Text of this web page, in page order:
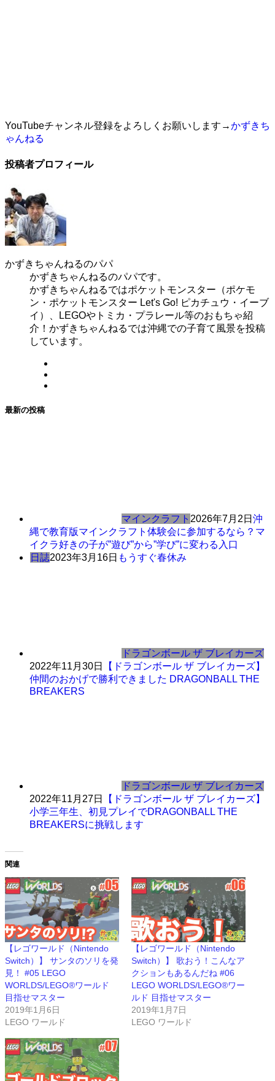
YouTubeチャンネル登録をよろしくお願いします→かずきち
ゃんねる
投稿者プロフィール
かずきちゃんねるのパパ
かずきちゃんねるのパパです。
かずきちゃんねるではポケットモンスター（ポケモ
ン・ポケットモンスター Let's Go! ピカチュウ・イーブ
イ）、LEGOやトミカ・プラレール等のおもちゃ紹
介！かずきちゃんねるでは沖縄での子育て風景を投稿
しています。
最新の投稿
マインクラフト 2026年7月2日 沖
縄で教育版マインクラフト体験会に参加するなら？マ
イクラ好きの子が”遊び”から”学び”に変わる入口
日誌2023年3月16日 もうすぐ春休み
ドラゴンボール ザ ブレイカーズ
2022年11月30日
【ドラゴンボール ザ ブレイカーズ】
仲間のおかげで勝利できました DRAGONBALL THE
BREAKERS
ドラゴンボール ザ ブレイカーズ
2022年11月27日
【ドラゴンボール ザ ブレイカーズ】
小学三年生、初見プレイでDRAGONBALL THE
BREAKERSに挑戦します
関連
【レゴワールド（Nintendo
Switch）】 サンタのソリを発
見！ #05 LEGO
WORLDS/LEGO®ワールド
目指せマスター
2019年1月6日
LEGO ワールド
【レゴワールド（Nintendo
Switch）】 歌おう！こんなア
クションもあるんだね #06
LEGO WORLDS/LEGO®ワー
ルド 目指せマスター
2019年1月7日
LEGO ワールド